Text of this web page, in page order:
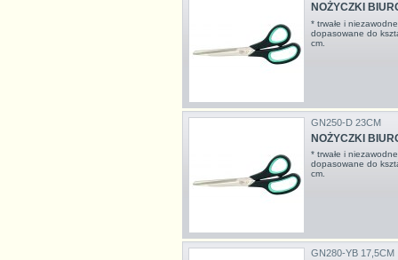
NOŻYCZKI
* trwałe i
dopasowane do
cm.
GN250-D 23CM
NOŻYCZKI
* trwałe i
dopasowane do
cm.
GN280-YB 17,5CM